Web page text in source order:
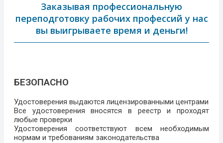
Заказывая профессиональную
переподготовку рабочих профессий у нас
вы выигрываете время и деньги!
БЕЗОПАСНО
Удостоверения выдаются лицензированными центрами
Все удостоверения вносятся в реестр и проходят
любые проверки
Удостоверения соответствуют всем необходимым
нормам и требованиям законодательства